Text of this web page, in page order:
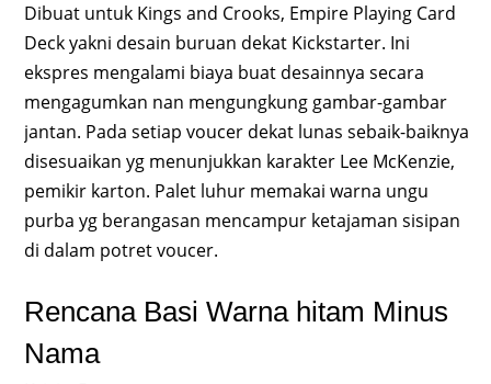
Dibuat untuk Kings and Crooks, Empire Playing Card
Deck yakni desain buruan dekat Kickstarter. Ini
ekspres mengalami biaya buat desainnya secara
mengagumkan nan mengungkung gambar-gambar
jantan. Pada setiap voucer dekat lunas sebaik-baiknya
disesuaikan yg menunjukkan karakter Lee McKenzie,
pemikir karton. Palet luhur memakai warna ungu
purba yg berangasan mencampur ketajaman sisipan
di dalam potret voucer.
Rencana Basi Warna hitam Minus
Nama